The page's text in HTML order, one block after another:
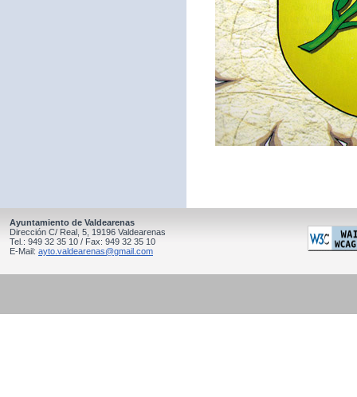
Ayuntamiento de Valdearenas
Dirección C/ Real, 5, 19196 Valdearenas
Tel.: 949 32 35 10 / Fax: 949 32 35 10
E-Mail: ayto.valdearenas@gmail.com